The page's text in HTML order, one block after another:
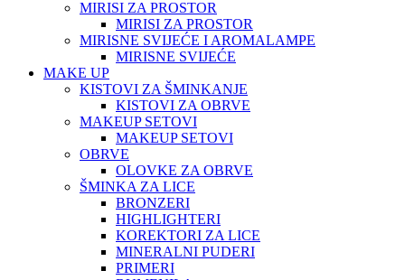
MIRISI ZA PROSTOR
MIRISI ZA PROSTOR
MIRISNE SVIJEĆE I AROMALAMPE
MIRISNE SVIJEĆE
MAKE UP
KISTOVI ZA ŠMINKANJE
KISTOVI ZA OBRVE
MAKEUP SETOVI
MAKEUP SETOVI
OBRVE
OLOVKE ZA OBRVE
ŠMINKA ZA LICE
BRONZERI
HIGHLIGHTERI
KOREKTORI ZA LICE
MINERALNI PUDERI
PRIMERI